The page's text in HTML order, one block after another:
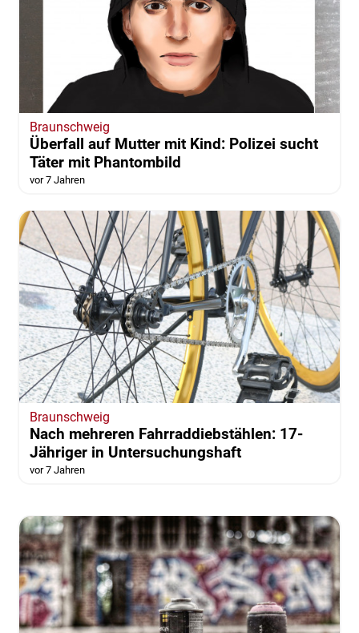
Braunschweig
Überfall auf Mutter mit Kind: Polizei sucht
Täter mit Phantombild
vor 7 Jahren
Braunschweig
Nach mehreren Fahrraddiebstählen: 17-
Jähriger in Untersuchungshaft
vor 7 Jahren